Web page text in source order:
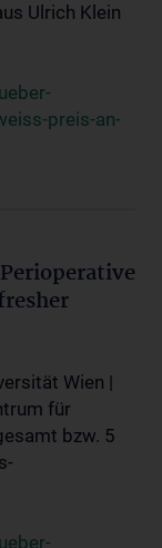
Ulrich Klein
preis-an-
Wien |
für
bzw. 5